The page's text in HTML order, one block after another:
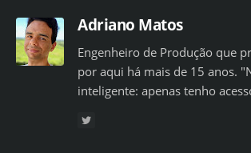
Adriano Matos
Engenheiro de Produção que
por aqui há mais de 15 anos.
inteligente: apenas tenho